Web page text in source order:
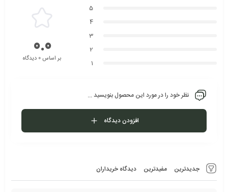
جدیدترین مفیدترین دیدگاه خریداران
5
4
3
2
1
0.0بر اساس 0 دیدگاه
نظر خود را در مورد این محصول بنویسید ...
افزودن دیدگاه